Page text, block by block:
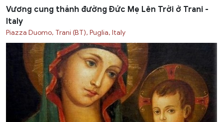
Vương cung thánh đường Đức Mẹ Lên Trời ở Trani -
Italy
Piazza Duomo, Trani (BT), Puglia, Italy